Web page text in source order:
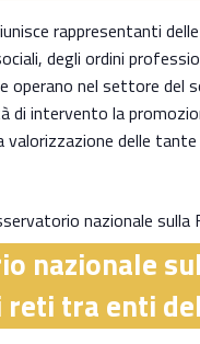
rappresentanti
degli ordini
operano nel settore del
di intervento la
delle
nazionale sulla
nazionale
reti tra enti